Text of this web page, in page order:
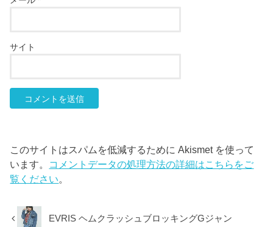
サイト
このサイトはスパムを低減するために Akismet を使って
います。 コメントデータの処理方法の詳細はこちらをご
覧ください。
EVRIS ヘムクラッシュブロッキングGジャン